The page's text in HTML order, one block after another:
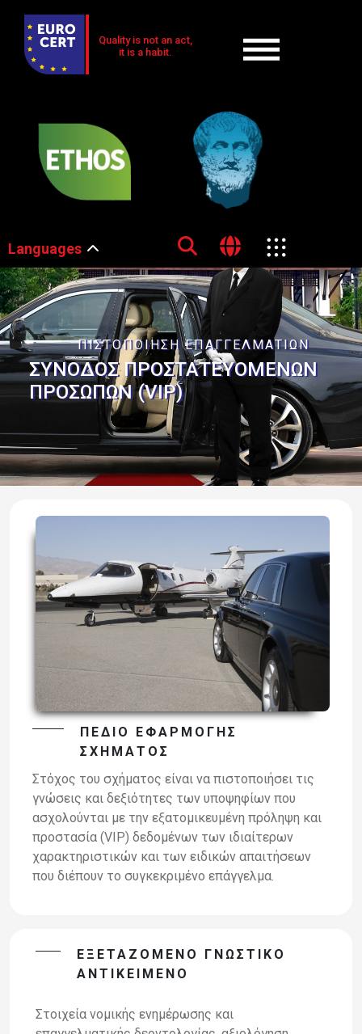
Quality is not an act,
it is a habit.
Languages
ΠΙΣΤΟΠΟΙΗΣΗ ΕΠΑΓΓΕΛΜΑΤΙΩΝ
ΣΥΝΟΔΟΣ ΠΡΟΣΤΑΤΕΥΟΜΕΝΩΝ
ΠΡΟΣΩΠΩΝ (VIP)
ΠΕΔΊΟ ΕΦΑΡΜΟΓΉΣ
ΣΧΉΜΑΤΟΣ
Στόχος του σχήματος είναι να πιστοποιήσει τις
γνώσεις και δεξιότητες των υποψηφίων που
ασχολούνται με την εξατομικευμένη πρόληψη και
προστασία (VIP) δεδομένων των ιδιαίτερων
χαρακτηριστικών και των ειδικών απαιτήσεων
που διέπουν το συγκεκριμένο επάγγελμα.
ΕΞΕΤΑΖΌΜΕΝΟ ΓΝΩΣΤΙΚΌ
ΑΝΤΙΚΕΊΜΕΝΟ
Στοιχεία νομικής ενημέρωσης και